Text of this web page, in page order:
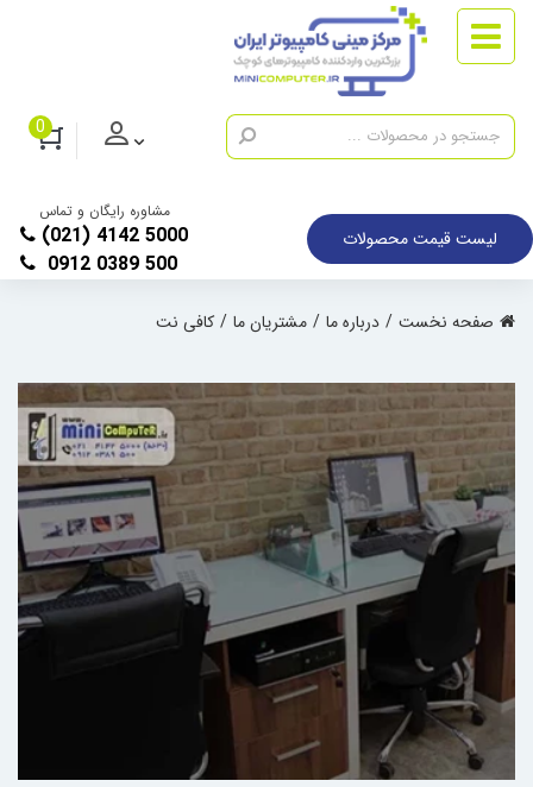
0
لیست قیمت محصولات
مشاوره رایگان و تماس
(021) 4142 5000
0912 0389 500
صفحه نخست درباره ما مشتریان ما کافی نت